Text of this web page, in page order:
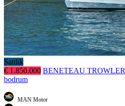
Satılık
€ 1.850.000 BENETEAU TROWLER
bodrum
MAN Motor